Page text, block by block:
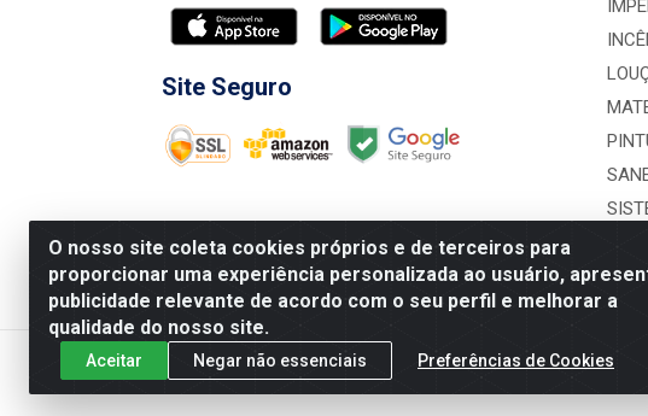
O nosso site coleta cookies próprios e de terceiros para
proporcionar uma experiência personalizada ao usuário,
publicidade relevante de acordo com o seu perfil e melhorar a
qualidade do nosso site.
Aceitar Negar não essenciais Preferências de Cookies
Site Seguro
Nova Boni Distribuidora de Material de Construção LTDA -